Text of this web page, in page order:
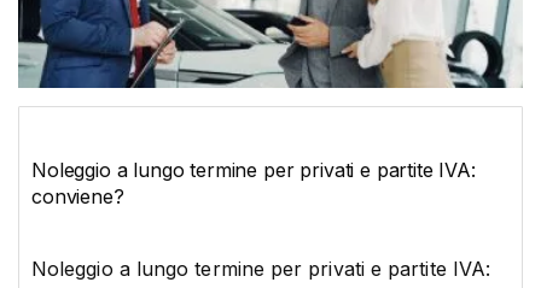
Noleggio a lungo termine per privati e partite IVA:
conviene?
Noleggio a lungo termine per privati e partite IVA: